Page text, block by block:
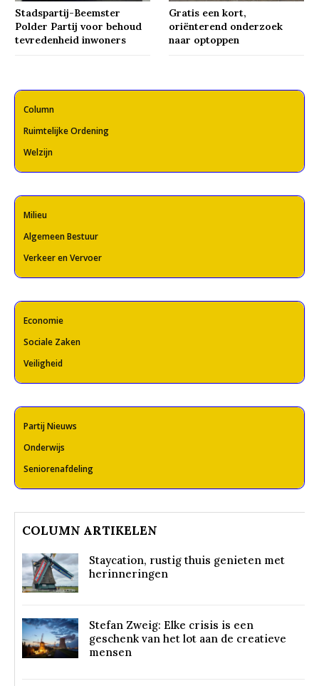
Stadspartij-Beemster
Polder Partij voor behoud
tevredenheid inwoners
Gratis een kort,
oriënterend onderzoek
naar optoppen
Column
Ruimtelijke Ordening
Welzijn
Milieu
Algemeen Bestuur
Verkeer en Vervoer
Economie
Sociale Zaken
Veiligheid
Partij Nieuws
Onderwijs
Seniorenafdeling
COLUMN ARTIKELEN
Staycation, rustig thuis genieten met
herinneringen
Stefan Zweig: Elke crisis is een
geschenk van het lot aan de creatieve
mensen